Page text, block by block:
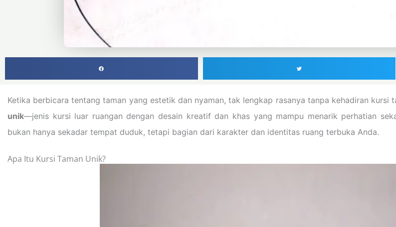
Ketika berbicara tentang taman yang estetik dan nyaman, tak lengkap rasanya tanpa kehadiran kursi
unik—jenis kursi luar ruangan dengan desain kreatif dan khas yang mampu menarik perhatian
bukan hanya sekadar tempat duduk, tetapi bagian dari karakter dan identitas ruang terbuka Anda.
Apa Itu Kursi Taman Unik?